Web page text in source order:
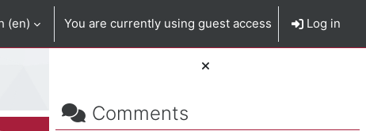
‎(en)‎ You are currently using guest access Log in
Blocks
Skip Comments
Comments